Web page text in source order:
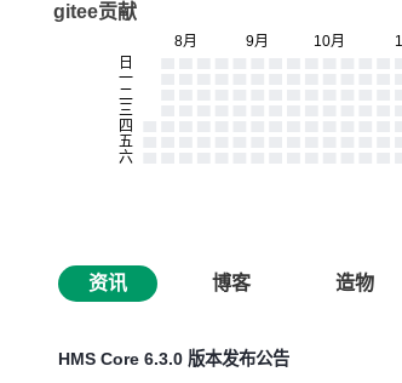
gitee贡献
资讯 博客 造物
HMS Core 6.3.0 版本发布公告